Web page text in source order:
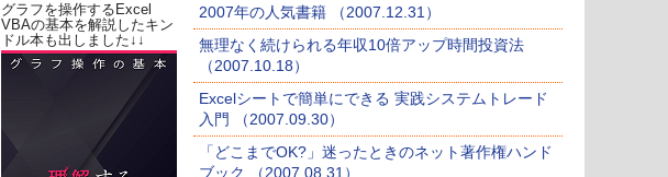
グラフを操作するExcel
VBAの基本を解説したキン
ドル本も出しました↓↓
2007年の人気書籍 （2007.12.31）
無理なく続けられる年収10倍アップ時間投資法
（2007.10.18）
Excelシートで簡単にできる 実践システムトレード
入門 （2007.09.30）
「どこまでOK?」迷ったときのネット著作権ハンド
ブック （2007.08.31）